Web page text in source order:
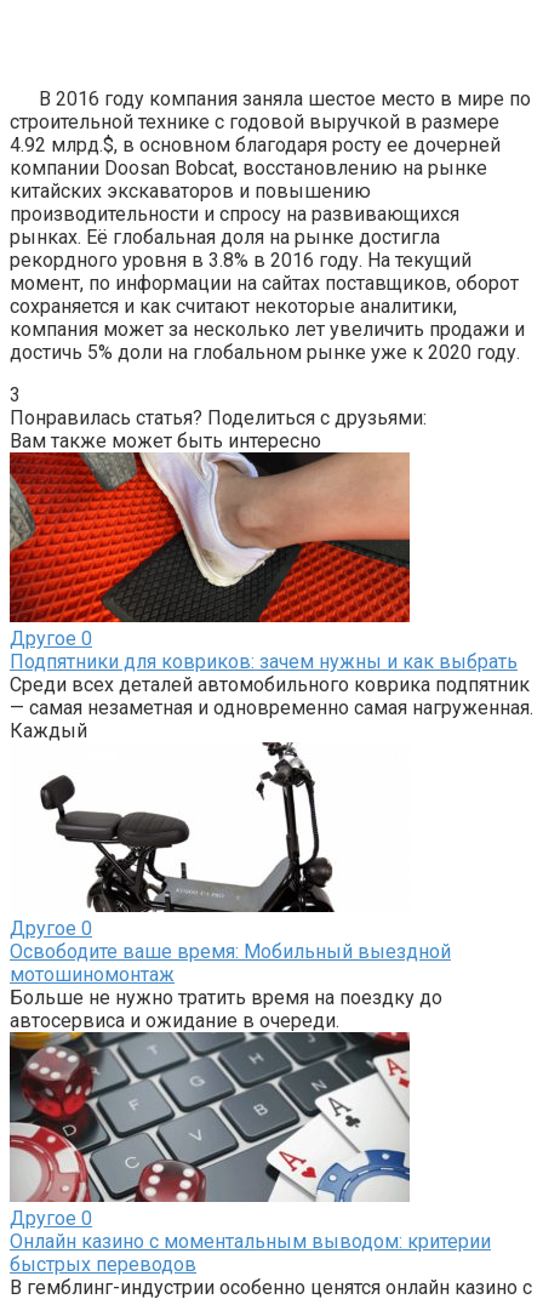
В 2016 году компания заняла шестое место в мире по
строительной технике с годовой выручкой в ​​размере
4.92 млрд.$, в основном благодаря росту ее дочерней
компании Doosan Bobcat, восстановлению на рынке
китайских экскаваторов и повышению
производительности и спросу на развивающихся
рынках. Её глобальная доля на рынке достигла
рекордного уровня в 3.8% в 2016 году. На текущий
момент, по информации на сайтах поставщиков, оборот
сохраняется и как считают некоторые аналитики,
компания может за несколько лет увеличить продажи и
достичь 5% доли на глобальном рынке уже к 2020 году.
3
Понравилась статья? Поделиться с друзьями:
Вам также может быть интересно
Другое 0
Подпятники для ковриков: зачем нужны и как выбрать
Среди всех деталей автомобильного коврика подпятник
— самая незаметная и одновременно самая нагруженная.
Каждый
Другое 0
Освободите ваше время: Мобильный выездной
мотошиномонтаж
Больше не нужно тратить время на поездку до
автосервиса и ожидание в очереди.
Другое 0
Онлайн казино с моментальным выводом: критерии
быстрых переводов
В гемблинг-индустрии особенно ценятся онлайн казино с